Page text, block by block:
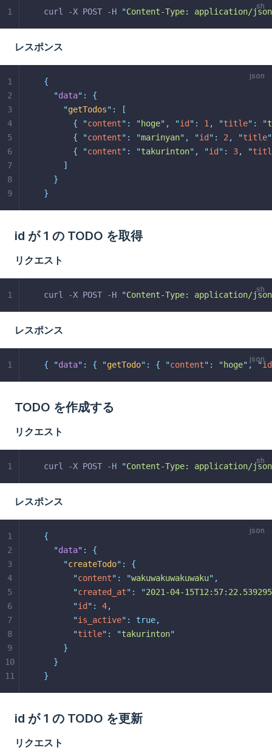
curl -X POST -H "Content-Type: application/json
1
レスポンス
{
"data" :
{
"getTodos" :
[
{
"content" : "hoge" , "id " : 1 , "title" : "
{
"content" : "marinyan" , "id " : 2 , "title"
{
"content" : "takurinton" , "id " : 3, "
]
}
}
1
2
3
4
5
6
7
8
9
id が 1 の TODO を取得
リクエスト
curl -X POST -H "Content-Type: application/json
1
レスポンス
{ "data" : { "getTodo" : { "content" : "hoge" , "id
1
TODO を作成する
リクエスト
curl -X POST -H "Content-Type: application/json
1
レスポンス
{
"data" :
{
"createTodo" :
{
"content" : "wakuwakuwakuwaku" ,
"created_at" : "2021-04-
"id " : 4,
"is_active" :
true,
"title" : "takurinton"
}
}
}
1
2
3
4
5
6
7
8
9
10
11
id が 1 の TODO を更新
リクエスト